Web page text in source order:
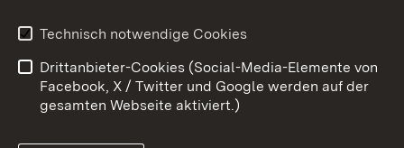
Barrierefreiheit
Benutzungshinweise
Impressum
Cookies
Technisch notwendige Cookies
Drittanbieter-Cookies (Social-Media-Elemente von
Facebook, X / Twitter und Google werden auf der
gesamten Webseite aktiviert.)